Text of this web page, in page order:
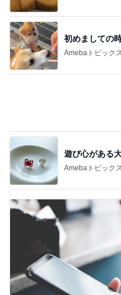
遊び心がある
Amebaトピックス
妻に理解されないゲーム教育法